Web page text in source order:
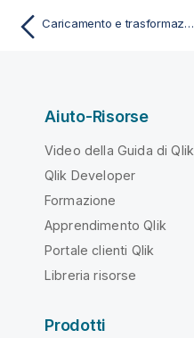
Caricamento e trasformazione dei dati con lo scripting
Aiuto-Risorse
Video della Guida di Qlik
Qlik Developer
Formazione
Apprendimento Qlik
Portale clienti Qlik
Libreria risorse
Prodotti